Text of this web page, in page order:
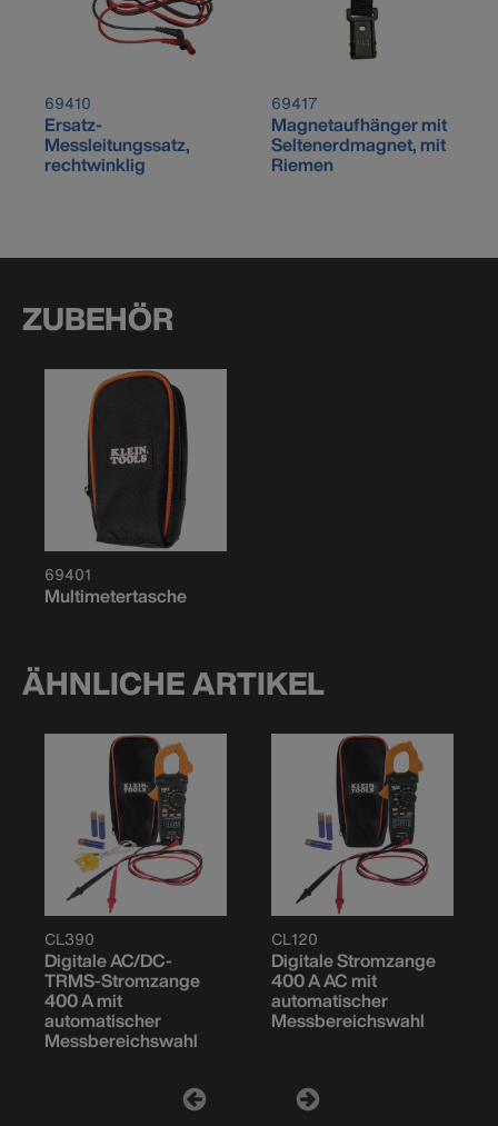
69410
Ersatz-
Messleitungssatz,
rechtwinklig
69417
Magnetaufhänger mit
Seltenerdmagnet, mit
Riemen
ZUBEHÖR
69401
Multimetertasche
ÄHNLICHE ARTIKEL
CL390
Digitale AC/DC-
TRMS-Stromzange
400 A mit
automatischer
Messbereichswahl
CL120
Digitale Stromzange
400 A AC mit
automatischer
Messbereichswahl